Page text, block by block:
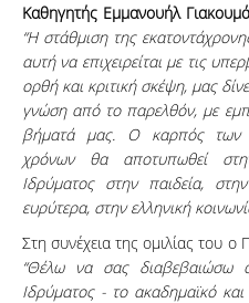
Καθηγητής Εμμανουήλ
“Η στάθμιση της
αυτή να επιχειρείται με τις
ορθή και κριτική σκέψη, μας
γνώση από το παρελθόν, με
βήματά μας. Ο καρπός των
χρόνων θα αποτυπωθεί
Ιδρύματος στην παιδεία,
ευρύτερα, στην ελληνική
Στη συνέχεια της ομιλίας του
“Θέλω να σας διαβεβαιώσω
Ιδρύματος - το ακαδημαϊκό